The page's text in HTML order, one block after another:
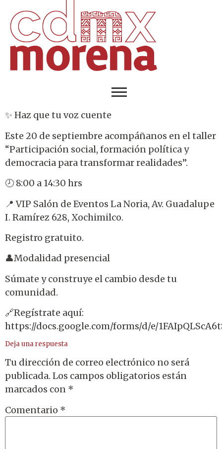
✨ Haz que tu voz cuente
Este 20 de septiembre acompáñanos en el taller
“Participación social, formación política y
democracia para transformar realidades”.
🕗 8:00 a 14:30 hrs
📍 VIP Salón de Eventos La Noria, Av. Guadalupe
I. Ramírez 628, Xochimilco.
Registro gratuito.
👤Modalidad presencial
Súmate y construye el cambio desde tu
comunidad.
🔗Regístrate aquí:
https://docs.google.com/forms/d/e/
Deja una respuesta
Tu dirección de correo electrónico no será
publicada. Los campos obligatorios están
marcados con *
Comentario *